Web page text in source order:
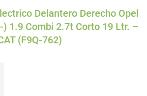
Delantero Derecho Opel
1.9 Combi 2.7t Corto 19 Ltr. –
(F9Q-762)